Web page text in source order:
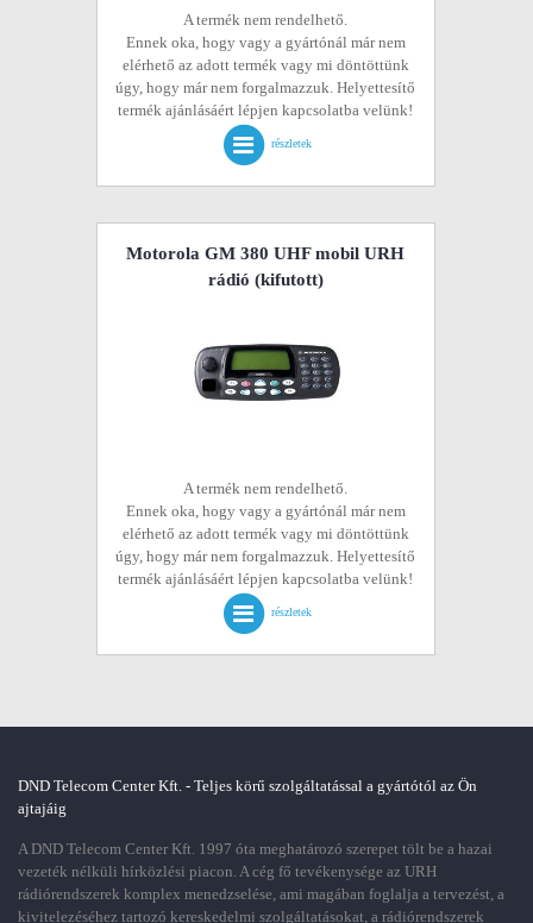
A termék nem rendelhető.
Ennek oka, hogy vagy a gyártónál már nem
elérhető az adott termék vagy mi döntöttünk
úgy, hogy már nem forgalmazzuk. Helyettesítő
termék ajánlásáért lépjen kapcsolatba velünk!
részletek
Motorola GM 380 UHF mobil URH
rádió (kifutott)
A termék nem rendelhető.
Ennek oka, hogy vagy a gyártónál már nem
elérhető az adott termék vagy mi döntöttünk
úgy, hogy már nem forgalmazzuk. Helyettesítő
termék ajánlásáért lépjen kapcsolatba velünk!
részletek
DND Telecom Center Kft. - Teljes körű szolgáltatással a gyártótól az Ön
ajtajáig
A DND Telecom Center Kft. 1997 óta meghatározó szerepet tölt be a hazai
vezeték nélküli hírközlési piacon. A cég fő tevékenysége az URH
rádiórendszerek komplex menedzselése, ami magában foglalja a tervezést, a
kivitelezéséhez tartozó kereskedelmi szolgáltatásokat, a rádiórendszerek